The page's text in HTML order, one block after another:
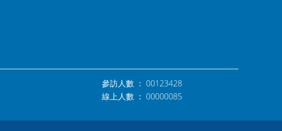
參訪人數 ： 00123428
線上人數 ： 00000085